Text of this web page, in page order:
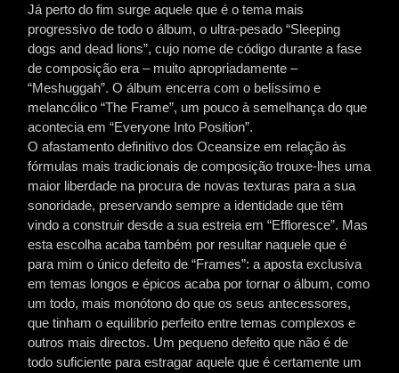
Já perto do fim surge aquele que é o tema mais
progressivo de todo o álbum, o ultra-pesado “Sleeping
dogs and dead lions”, cujo nome de código durante a fase
de composição era – muito apropriadamente –
“Meshuggah”. O álbum encerra com o belíssimo e
melancólico “The Frame”, um pouco à semelhança do que
acontecia em “Everyone Into Position”.
O afastamento definitivo dos Oceansize em relação às
fórmulas mais tradicionais de composição trouxe-lhes uma
maior liberdade na procura de novas texturas para a sua
sonoridade, preservando sempre a identidade que têm
vindo a construir desde a sua estreia em “Effloresce”. Mas
esta escolha acaba também por resultar naquele que é
para mim o único defeito de “Frames”: a aposta exclusiva
em temas longos e épicos acaba por tornar o álbum, como
um todo, mais monótono do que os seus antecessores,
que tinham o equilíbrio perfeito entre temas complexos e
outros mais directos. Um pequeno defeito que não é de
todo suficiente para estragar aquele que é certamente um